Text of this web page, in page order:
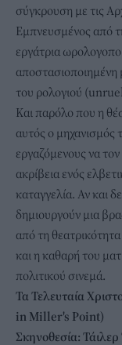
σύγκρουση με τις
Εμπνευσμένος από
εργάτρια
αποστασιοποιημένη
του ρολογιού
Και παρόλο που η
αυτός ο μηχανισμός
εργαζόμενους να
ακρίβεια ενός
καταγγελία. Αν και
δημιουργούν μια
από τη
και η καθαρή του
πολιτικού σινεμά.
Τα Τελευταία
in Miller's Point)
Σκηνοθεσία: